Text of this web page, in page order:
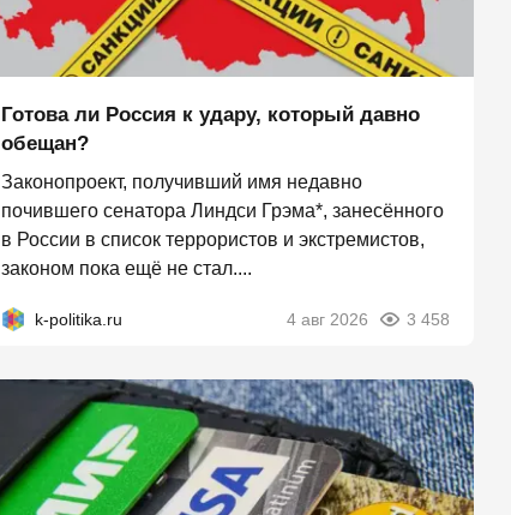
Готова ли Россия к удару, который давно
обещан?
Законопроект, получивший имя недавно
почившего сенатора Линдси Грэма*, занесённого
в России в список террористов и экстремистов,
законом пока ещё не стал....
k-politika.ru 4 авг 2026 3 458